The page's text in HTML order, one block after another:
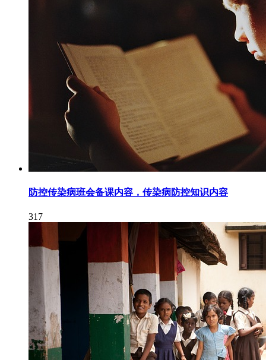
防控传染病班会备课内容，传染病防控知识内容
317